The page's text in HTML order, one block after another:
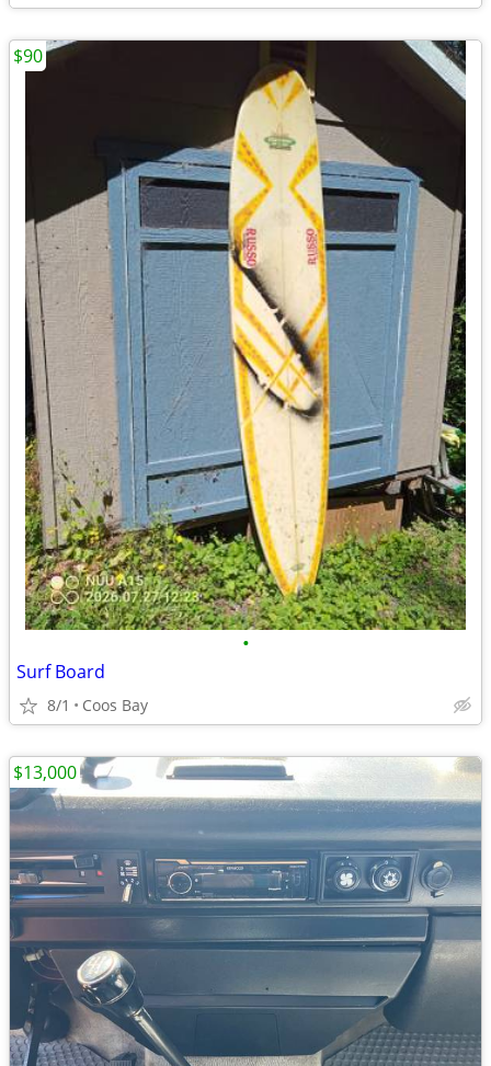
•
Surf Board
8/1 Coos Bay
$90
$13,000